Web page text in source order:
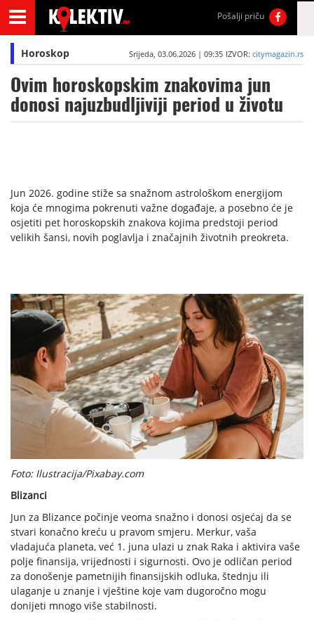
Pošalji priču
Horoskop Srijeda, 03.06.2026 | 09:35 IZVOR: citymagazin.rs
Ovim horoskopskim znakovima jun
donosi najuzbudljiviji period u životu
Jun 2026. godine stiže sa snažnom astrološkom energijom
koja će mnogima pokrenuti važne događaje, a posebno će je
osjetiti pet horoskopskih znakova kojima predstoji period
velikih šansi, novih poglavlja i značajnih životnih preokreta.
Foto: Ilustracija/Pixabay.com
Blizanci
Jun za Blizance počinje veoma snažno i donosi osjećaj da se
stvari konačno kreću u pravom smjeru. Merkur, vaša
vladajuća planeta, već 1. juna ulazi u znak Raka i aktivira vaše
polje finansija, vrijednosti i sigurnosti. Ovo je odličan period
za donošenje pametnijih finansijskih odluka, štednju ili
ulaganje u znanje i vještine koje vam dugoročno mogu
donijeti mnogo više stabilnosti.